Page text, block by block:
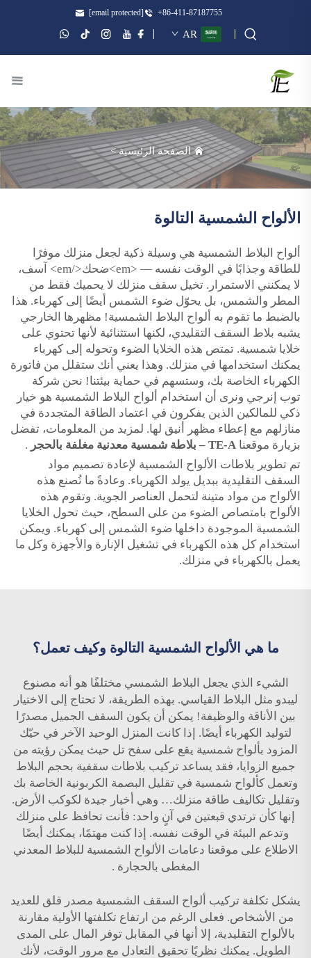
+86-411-87187755
[email protected]
AR
الصفحة الرئيسية>
الألواح الشمسية التالوة
ألواح البلاط الشمسية هي وسيلة ذكية لجعل منزلك موفرًا
للطاقة وجذابًا في الوقت نفسه — <em>ضحك</em> آسف،
لا يمكنني الاستمرار. تخيل سقف منزلك لا يحميك فقط من
المطر والشمس، بل يحوّل ضوء الشمس أيضًا إلى كهرباء. هذا
بالضبط ما تقوم به ألواح البلاط الشمسية! مظهرها الخارجي
يشبه بلاط السقف التقليدي، لكنها استثنائية لأنها تحتوي على
خلايا شمسية. تمتص هذه الخلايا الضوء وتحوله إلى كهرباء
يمكنك استخدامها في منزلك. وهذا يعني أنك ستقلل من فاتورة
الكهرباء الخاصة بك، وستسهم في حماية بيئتنا! نحن شركة
توب إنرجي ونرى أن استخدام ألواح البلاط الشمسية هو خيار
ذكي للمالكين الذين يفكرون في اعتماد الطاقة المتجددة في
منازلهم مع إعطاء مظهر أنيق لها. لمزيد من المعلومات، تفضل
بزيارة موقعنا TE-A – بلاطة شمسية معدنية مغلفة بالحجر
.
تم تطوير بلاطات الألواح الشمسية لإعادة تصميم مواد
السقف التقليدية ببديل يولد الكهرباء. وعادةً ما تُصنع هذه
الألواح من مواد متينة لتحمل العناصر الجوية. وتقوم هذه
الألواح بامتصاص الضوء من على السطح، حيث تحول الخلايا
الشمسية الموجودة داخلها ضوء الشمس إلى كهرباء. ويمكن
استخدام كل هذه الكهرباء في تشغيل الإنارة والأجهزة وكل ما
يعمل بالكهرباء في منزلك.
ما هي الألواح الشمسية التالوة وكيف تعمل؟
الشيء الذي يجعل البلاط الشمسي مختلفًا هو أنه مصنوع
ليبدو مثل البلاط القياسي. بهذه الطريقة، لا تحتاج إلى الاختيار
بين الأناقة والوظيفة! يمكن أن يكون السقف الجميل مصدرًا
لتوليد الكهرباء أيضًا. إذا كانت المنزل الوحيد الآخر في حيّك
المزود بألواح شمسية يقع على سفح تل حيث يمكن رؤيته من
جميع الزوايا، فقد يساعد تركيب بلاطات سقفية بحجم البلاط
وتعمل كألواح شمسية في تقليل البصمة الكربونية الخاصة بك
وتقليل تكاليف طاقة منزلك… وهي أخبار جيدة لكوكب الأرض.
إنها كأن ترتدي قبعتين في آنٍ واحد: فأنت تحافظ على منزلك
وتدعم البيئة في الوقت نفسه. إذا كنت مهتمًا، يمكنك أيضًا
الاطلاع على موقعنا دعامات الألواح الشمسية للبلاط المعدني
المغطى بالحجارة .
يشكل تكلفة تركيب ألواح السقف الشمسية مصدر قلق للعديد
من الأشخاص. فعلى الرغم من ارتفاع تكلفتها الأولية مقارنة
بالألواح التقليدية، إلا أنها في المقابل توفر المال على المدى
الطويل. يمكنك نظريًا تحقيق التعادل مع مرور الوقت، لأنك